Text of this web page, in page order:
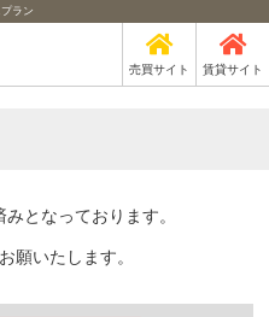
ラン
売買サイト 賃貸サイト
となっております。
願いたします。